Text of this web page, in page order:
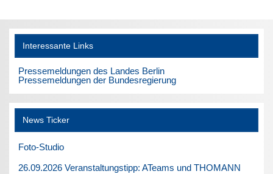
Interessante Links
Pressemeldungen des Landes Berlin
Pressemeldungen der Bundesregierung
News Ticker
Foto-Studio
26.09.2026 Veranstaltungstipp: ATeams und THOMANN